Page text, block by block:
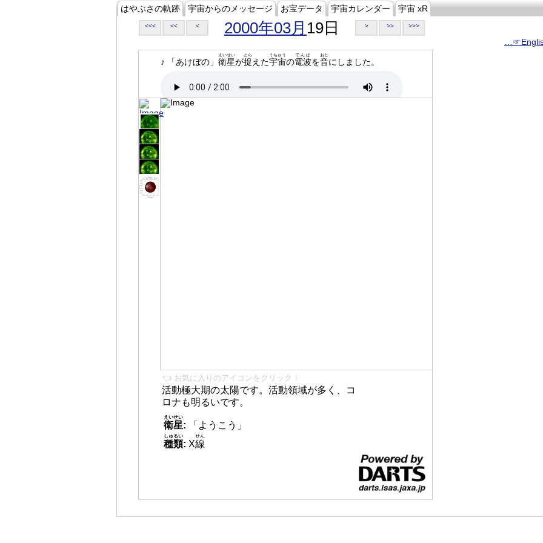
はやぶさの軌跡 宇宙からのメッセージ お宝データ 宇宙カレンダー 宇宙 xR
<<< << < 2000年03月 19日 > >> >>>
♪ 「あけぼの」 衛星
えいせい
が捉
とら
えた宇宙
うちゅう
の電波
でんぱ
を音
おと
にしました。
👈 お気に入りのアイコンをクリック！
活動極大期の太陽です。活動領域が多く、コ
ロナも明るいです。
衛星
えいせい
:
「ようこう」
種類
しゅるい
: X線
せん